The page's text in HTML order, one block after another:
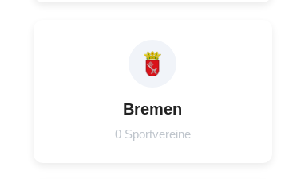
Bremen
0 Sportvereine